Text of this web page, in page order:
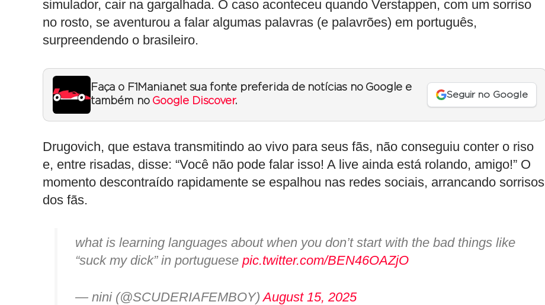
simulador, cair na gargalhada. O caso aconteceu quando Verstappen, com um sorriso
no rosto, se aventurou a falar algumas palavras (e palavrões) em português,
surpreendendo o brasileiro.
Faça o F1Mania.net sua fonte preferida de notícias no Google e
também no Google Discover.
Seguir no Google
Drugovich, que estava transmitindo ao vivo para seus fãs, não conseguiu conter o riso
e, entre risadas, disse: “Você não pode falar isso! A live ainda está rolando, amigo!” O
momento descontraído rapidamente se espalhou nas redes sociais, arrancando sorrisos
dos fãs.
what is learning languages about when you don’t start with the bad things like
“suck my dick” in portuguese pic.twitter.com/BEN46OAZjO
— nini (@SCUDERIAFEMBOY)August 15, 2025